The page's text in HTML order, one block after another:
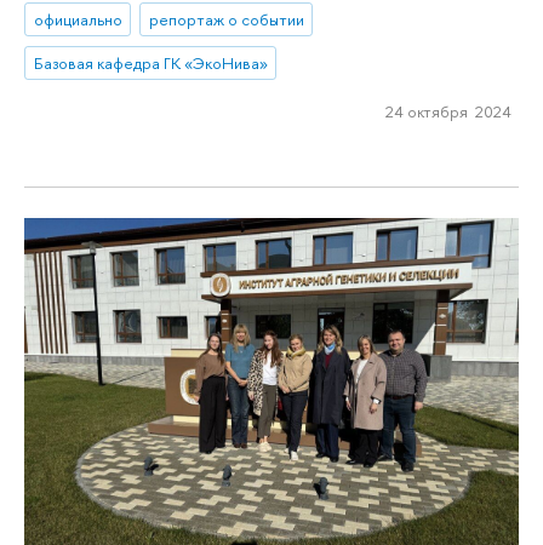
официально
репортаж о событии
Базовая кафедра ГК «ЭкоНива»
24 октября 2024